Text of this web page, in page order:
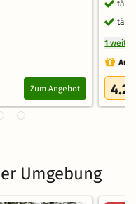
Zum Angebot
1
4.2
Umgebung